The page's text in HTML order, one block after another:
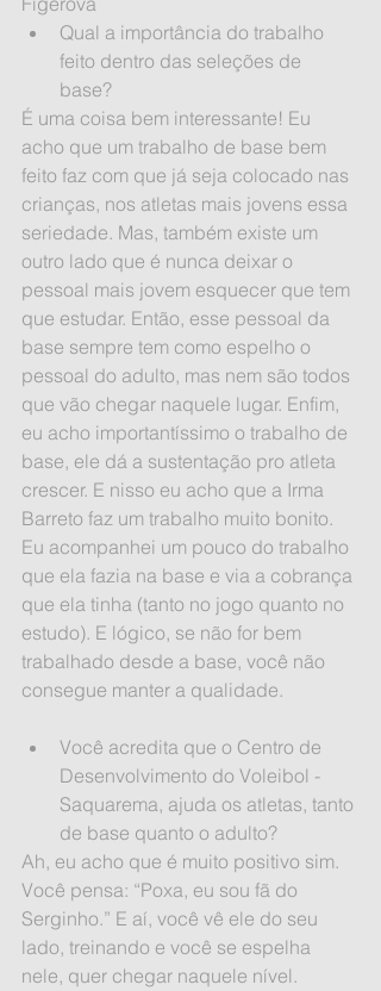
Qual a importância do trabalho
feito dentro das seleções de
base?
É uma coisa bem interessante! Eu
acho que um trabalho de base bem
feito faz com que já seja colocado nas
crianças, nos atletas mais jovens essa
seriedade. Mas, também existe um
outro lado que é nunca deixar o
pessoal mais jovem esquecer que tem
que estudar. Então, esse pessoal da
base sempre tem como espelho o
pessoal do adulto, mas nem são todos
que vão chegar naquele lugar. Enfim,
eu acho importantíssimo o trabalho de
base, ele dá a sustentação pro atleta
crescer. E nisso eu acho que a Irma
Barreto faz um trabalho muito bonito.
Eu acompanhei um pouco do trabalho
que ela fazia na base e via a cobrança
que ela tinha (tanto no jogo quanto no
estudo). E lógico, se não for bem
trabalhado desde a base, você não
consegue manter a qualidade.
Você acredita que o Centro de
Desenvolvimento do Voleibol -
Saquarema, ajuda os atletas, tanto
de base quanto o adulto?
Ah, eu acho que é muito positivo sim.
Você pensa: “Poxa, eu sou fã do
Serginho.” E aí, você vê ele do seu
lado, treinando e você se espelha
nele, quer chegar naquele nível.